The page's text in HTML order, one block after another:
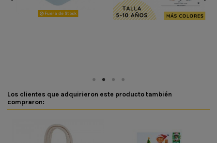
Fuera de Stock
Los clientes que adquirieron este producto también
compraron: